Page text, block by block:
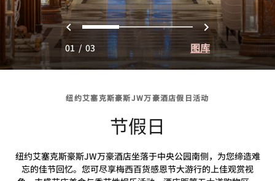
上一页
0 1 2 下一页
01 / 03 图库
纽约艾塞克斯豪斯JW万豪酒店假日活动
节假日
纽约艾塞克斯豪斯JW万豪酒店坐落于中央公园南侧，为您缔造难
忘的佳节回忆。您可尽享梅西百货感恩节大游行的上佳观赏视